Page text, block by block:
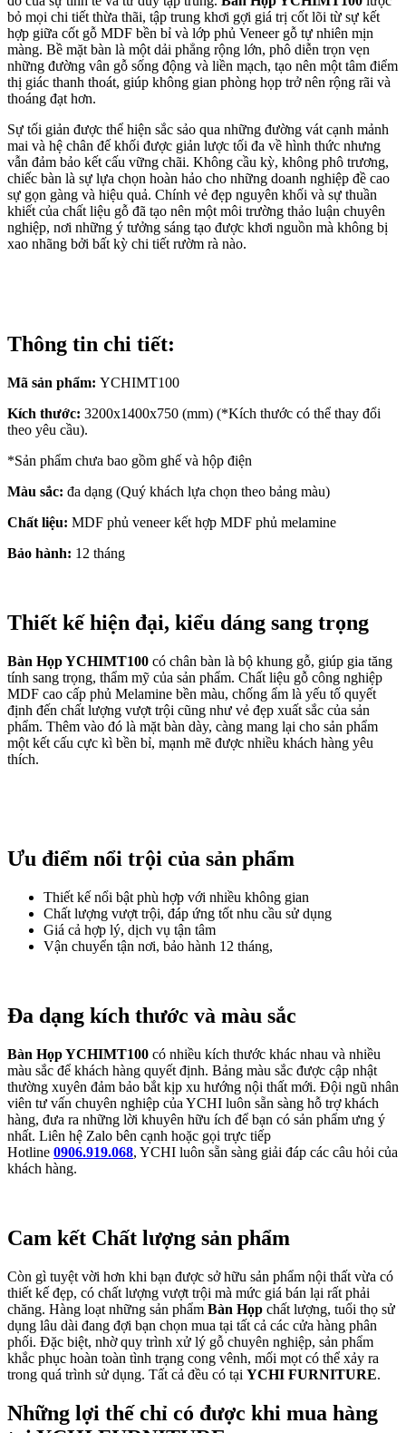
bỏ mọi chi tiết thừa thãi, tập trung khơi gợi giá trị cốt lõi từ sự kết
hợp giữa cốt gỗ MDF bền bỉ và lớp phủ Veneer gỗ tự nhiên mịn
màng. Bề mặt bàn là một dải phẳng rộng lớn, phô diễn trọn vẹn
những đường vân gỗ sống động và liền mạch, tạo nên một tâm điểm
thị giác thanh thoát, giúp không gian phòng họp trở nên rộng rãi và
thoáng đạt hơn.
Sự tối giản được thể hiện sắc sảo qua những đường vát cạnh mảnh
mai và hệ chân đế khối được giản lược tối đa về hình thức nhưng
vẫn đảm bảo kết cấu vững chãi. Không cầu kỳ, không phô trương,
chiếc bàn là sự lựa chọn hoàn hảo cho những doanh nghiệp đề cao
sự gọn gàng và hiệu quả. Chính vẻ đẹp nguyên khối và sự thuần
khiết của chất liệu gỗ đã tạo nên một môi trường thảo luận chuyên
nghiệp, nơi những ý tưởng sáng tạo được khơi nguồn mà không bị
xao nhãng bởi bất kỳ chi tiết rườm rà nào.
Thông tin chi tiết:
Mã sản phẩm: YCHIMT100
Kích thước: 3200x1400x750 (mm) (*Kích thước có thể thay đổi
theo yêu cầu).
*Sản phẩm chưa bao gồm ghế và hộp điện
Màu sắc: đa dạng (Quý khách lựa chọn theo bảng màu)
Chất liệu: MDF phủ veneer kết hợp MDF phủ melamine
Bảo hành: 12 tháng
Thiết kế hiện đại, kiểu dáng sang trọng
Bàn Họp YCHIMT100 có chân bàn là bộ khung gỗ, giúp gia tăng
tính sang trọng, thẩm mỹ của sản phẩm. Chất liệu gỗ công nghiệp
MDF cao cấp phủ Melamine bền màu, chống ẩm là yếu tố quyết
định đến chất lượng vượt trội cũng như vẻ đẹp xuất sắc của sản
phẩm. Thêm vào đó là mặt bàn dày, càng mang lại cho sản phẩm
một kết cấu cực kì bền bỉ, mạnh mẽ được nhiều khách hàng yêu
thích.
Ưu điểm nổi trội của sản phẩm
Thiết kế nổi bật phù hợp với nhiều không gian
Chất lượng vượt trội, đáp ứng tốt nhu cầu sử dụng
Giá cả hợp lý, dịch vụ tận tâm
Vận chuyển tận nơi, bảo hành 12 tháng,
Đa dạng kích thước và màu sắc
Bàn Họp YCHIMT100 có nhiều kích thước khác nhau và nhiều
màu sắc để khách hàng quyết định. Bảng màu sắc được cập nhật
thường xuyên đảm bảo bắt kịp xu hướng nội thất mới. Đội ngũ nhân
viên tư vấn chuyên nghiệp của YCHI luôn sẵn sàng hỗ trợ khách
hàng, đưa ra những lời khuyên hữu ích để bạn có sản phẩm ưng ý
nhất. Liên hệ Zalo bên cạnh hoặc gọi trực tiếp
Hotline 0906.919.068, YCHI luôn sẵn sàng giải đáp các câu hỏi của
khách hàng.
Cam kết Chất lượng sản phẩm
Còn gì tuyệt vời hơn khi bạn được sở hữu sản phẩm nội thất vừa có
thiết kế đẹp, có chất lượng vượt trội mà mức giá bán lại rất phải
chăng. Hàng loạt những sản phẩm Bàn Họp chất lượng, tuổi thọ sử
dụng lâu dài đang đợi bạn chọn mua tại tất cả các cửa hàng phân
phối. Đặc biệt, nhờ quy trình xử lý gỗ chuyên nghiệp, sản phẩm
khắc phục hoàn toàn tình trạng cong vênh, mối mọt có thể xảy ra
trong quá trình sử dụng. Tất cả đều có tại YCHI FURNITURE.
Những lợi thế chỉ có được khi mua hàng